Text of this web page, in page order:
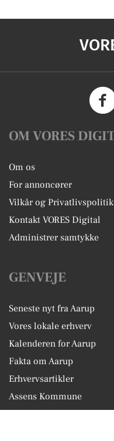
OM VORES
Om os
For annoncører
Vilkår og Privatlivspolitik
Kontakt VORES Digital
Administrer samtykke
GENVEJE
Seneste nyt fra Aarup
Vores lokale erhverv
Kalenderen for Aarup
Fakta om Aarup
Erhvervsartikler
Assens Kommune